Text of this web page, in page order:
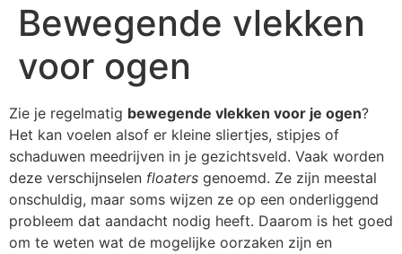
Bewegende vlekken
voor ogen
Zie je regelmatig bewegende vlekken voor je ogen?
Het kan voelen alsof er kleine sliertjes, stipjes of
schaduwen meedrijven in je gezichtsveld. Vaak worden
deze verschijnselen floaters genoemd. Ze zijn meestal
onschuldig, maar soms wijzen ze op een onderliggend
probleem dat aandacht nodig heeft. Daarom is het goed
om te weten wat de mogelijke oorzaken zijn en